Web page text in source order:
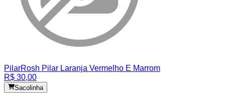
PilarRosh Pilar Laranja Vermelho E Marrom
R$ 30,00
Sacolinha